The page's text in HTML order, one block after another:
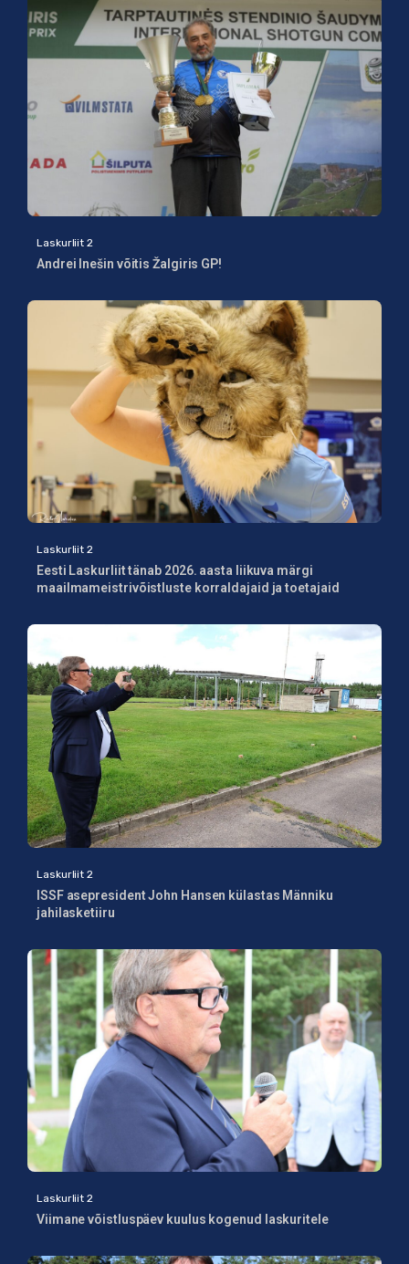
Laskurliit 2
Andrei Inešin võitis Žalgiris GP!
Laskurliit 2
Eesti Laskurliit tänab 2026. aasta liikuva märgi
maailmameistrivõistluste korraldajaid ja toetajaid
Laskurliit 2
ISSF asepresident John Hansen külastas Männiku
jahilasketiiru
Laskurliit 2
Viimane võistluspäev kuulus kogenud laskuritele